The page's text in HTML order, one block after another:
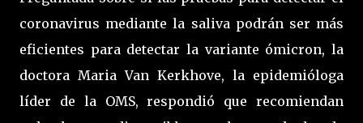
coronavirus mediante la saliva podrán ser más
eficientes para detectar la variante ómicron, la
doctora Maria Van Kerkhove, la epidemióloga
líder de la OMS, respondió que recomiendan